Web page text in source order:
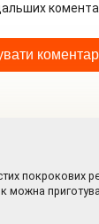
покрокових
можна